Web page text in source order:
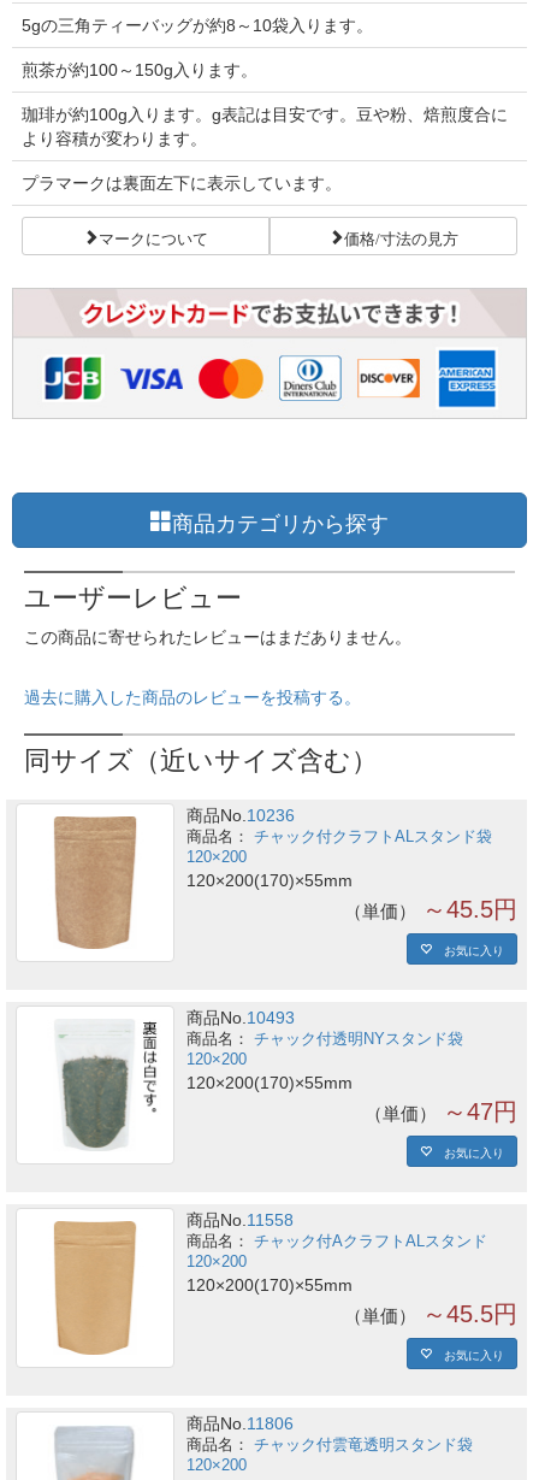
5gの三角ティーバッグが約8～10袋入ります。
煎茶が約100～150g入ります。
珈琲が約100g入ります。g表記は目安です。豆や粉、焙煎度合に
より容積が変わります。
プラマークは裏面左下に表示しています。
マークについて 価格/寸法の見方
商品カテゴリから探す
ユーザーレビュー
この商品に寄せられたレビューはまだありません。
過去に購入した商品のレビューを投稿する。
同サイズ（近いサイズ含む）
商品No. 10236
チャック付クラフトALスタンド袋
120×200
120×200(170)×55mm
単価 ～45.5円
お気に入り
商品No. 10493
チャック付透明NYスタンド袋
120×200
120×200(170)×55mm
単価 ～47円
お気に入り
商品No.11558
チャック付AクラフトALスタンド
120×200
120×200(170)×55mm
単価 ～45.5円
お気に入り
商品No. 11806
チャック付雲竜透明スタンド袋
120×200